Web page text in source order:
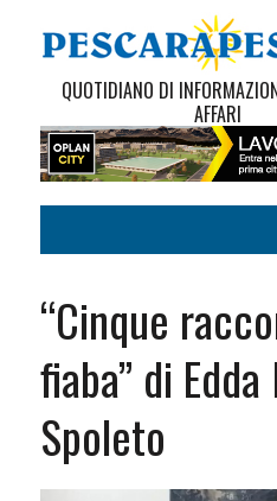
QUOTIDIANO DI
AFFARI
“Cinque
fiaba” di
Spoleto